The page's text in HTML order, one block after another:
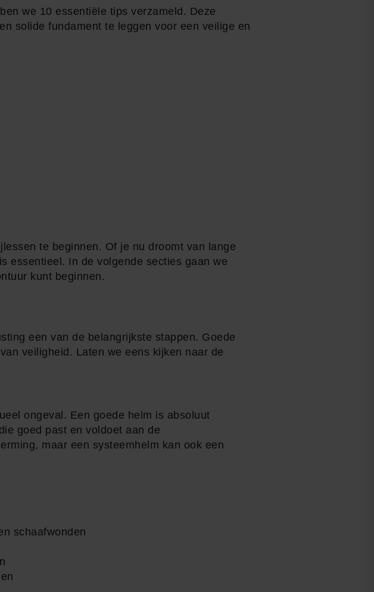
we 10 essentiële tips verzameld. Deze
solide fundament te leggen voor een veilige en
te beginnen. Of je nu droomt van lange
essentieel. In de volgende secties gaan we
kunt beginnen.
een van de belangrijkste stappen. Goede
veiligheid. Laten we eens kijken naar de
ongeval. Een goede helm is absoluut
goed past en voldoet aan de
maar een systeemhelm kan ook een
schaafwonden